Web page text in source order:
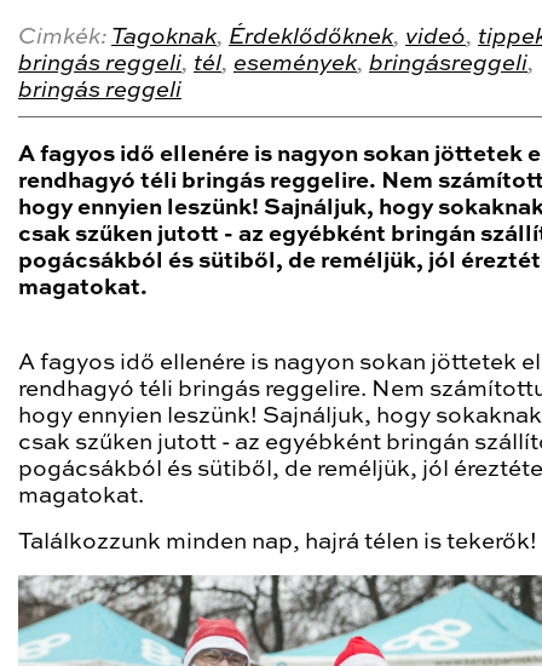
Cimkék: Tagoknak, Érdeklődőknek, videó,
bringás reggeli, tél, események, bringásreggeli,
bringás reggeli
A fagyos idő ellenére is nagyon sokan jöttetek
rendhagyó téli bringás reggelire. Nem
hogy ennyien leszünk! Sajnáljuk, hogy
csak szűken jutott - az egyébként bringán
pogácsákból és sütiből, de reméljük, jól
magatokat.
A fagyos idő ellenére is nagyon sokan jöttetek
rendhagyó téli bringás reggelire. Nem
hogy ennyien leszünk! Sajnáljuk, hogy
csak szűken jutott - az egyébként bringán
pogácsákból és sütiből, de reméljük, jól
magatokat.
Találkozzunk minden nap, hajrá télen is tekerők!